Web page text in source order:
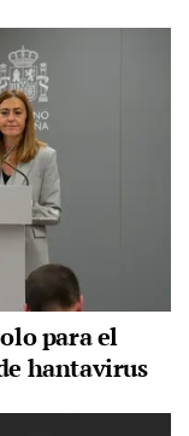
para el
hantavirus